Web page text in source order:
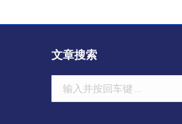
文章搜索
Search: